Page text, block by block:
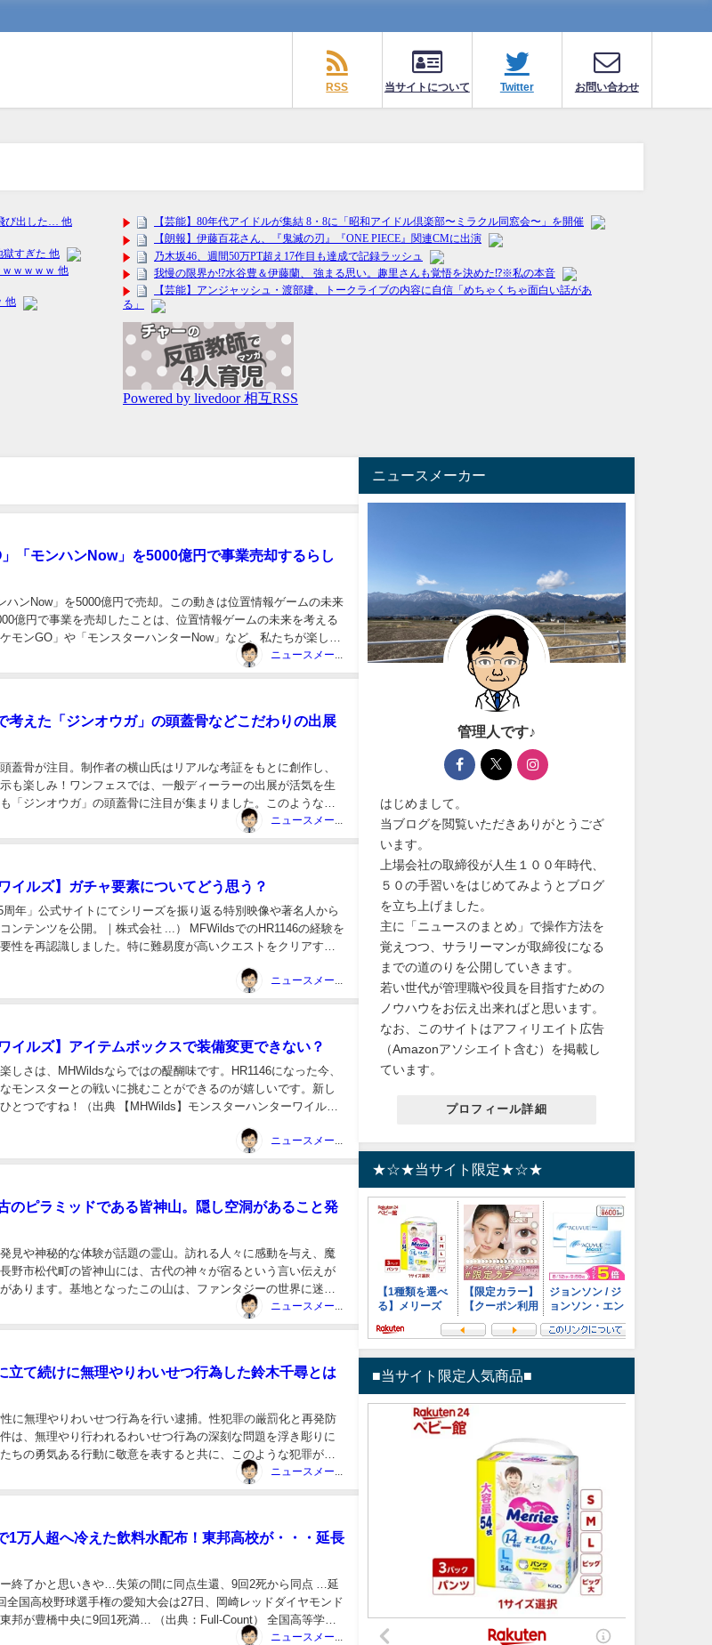
RSS 当サイトについて Twitter お問い合わせ
」「モンハンNow」を5000億円で事業売却するらし
ハンNow」を5000億円で売却。この動きは位置情報ゲームの未来
億円で事業を売却したことは、位置情報ゲームの未来を考える
モンGO」や「モンスターハンターNow」など、私たちが楽しむ
...
考えた「ジンオウガ」の頭蓋骨などこだわりの出展
蓋骨が注目。制作者の横山氏はリアルな考証をもとに創作し、
も楽しみ！ワンフェスでは、一般ディーラーの出展が活気を生
「ジンオウガ」の頭蓋骨に注目が集まりました。このような精
と技術が感じられ、見る人々を楽し...
イルズ】ガチャ要素についてどう思う？
周年」公式サイトにてシリーズを振り返る特別映像や著名人から
ンテンツを公開。｜株式会社 ...） MFWildsでのHR1146の経験を
性を再認識しました。特に難易度が高いクエストをクリアする
イルズ】アイテムボックスで装備変更できない？
しさは、MHWildsならではの醍醐味です。HR1146になった今、
モンスターとの戦いに挑むことができるのが嬉しいです。新し
とつですね！（出典 【MHWilds】モンスターハンターワイルズ
のピラミッドである皆神山。隠し空洞があること発
見や神秘的な体験が話題の霊山。訪れる人々に感動を与え、魔
野市松代町の皆神山には、古代の神々が宿るという言い伝えが
あります。基地となったこの山は、ファンタジーの世界に迷い
で、研修の場としても訪れる方々に...
立て続けに無理やりわいせつ行為した鈴木千尋とは
に無理やりわいせつ行為を行い逮捕。性犯罪の厳罰化と再発防
は、無理やり行われるわいせつ行為の深刻な問題を浮き彫りに
ちの勇気ある行動に敬意を表すると共に、このような犯罪が二
会が一丸となって対策を強化して...
1万人超へ冷えた飲料水配布！東邦高校が・・・延長
終了かと思いきや…失策の間に同点生還、9回2死から同点 …延
国高校野球選手権の愛知大会は27日、岡崎レッドダイヤモンド
邦が豊橋中央に9回1死満… （出典：Full-Count） 全国高等学校
選手...
ニュースメーカー
管理人です♪
はじめまして。
当ブログを閲覧いただきありがとうござ
います。
上場会社の取締役が人生１００年時代、
５０の手習いをはじめてみようとブログ
を立ち上げました。
主に「ニュースのまとめ」で操作方法を
覚えつつ、サラリーマンが取締役になる
までの道のりを公開していきます。
若い世代が管理職や役員を目指すための
ノウハウをお伝え出来ればと思います。
なお、このサイトはアフィリエイト広告
（Amazonアソシエイト含む）を掲載し
ています。
プロフィール詳細
★☆★当サイト限定★☆★
■当サイト限定人気商品■